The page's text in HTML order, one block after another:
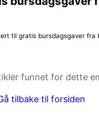
steg.
til gratis bursdagsgaver fra
funnet for dette
tilbake til forsiden